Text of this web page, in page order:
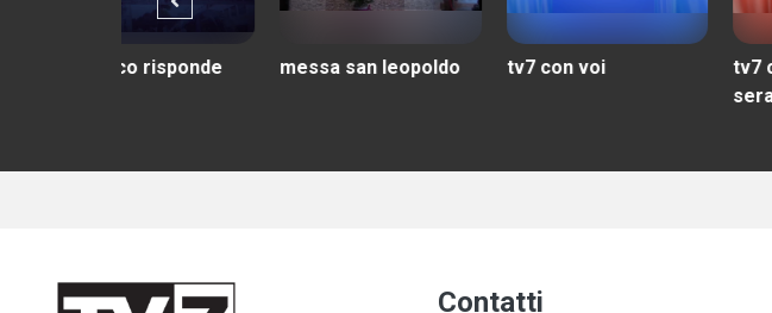
messa san leopoldo tv7 con voi
tv7 con voi speciale
Contatti